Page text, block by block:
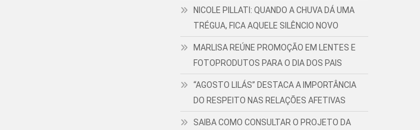
NICOLE PILLATI: QUANDO A CHUVA DÁ UMA
TRÉGUA, FICA AQUELE SILÊNCIO NOVO
MARLISA REÚNE PROMOÇÃO EM LENTES E
FOTOPRODUTOS PARA O DIA DOS PAIS
“AGOSTO LILÁS” DESTACA A IMPORTÂNCIA
DO RESPEITO NAS RELAÇÕES AFETIVAS
SAIBA COMO CONSULTAR O PROJETO DA